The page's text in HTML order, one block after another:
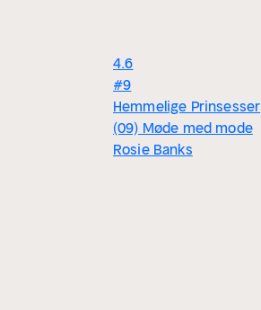
4.6
#9
Hemmelige Prinsesser
(09) Møde med mode
Rosie Banks